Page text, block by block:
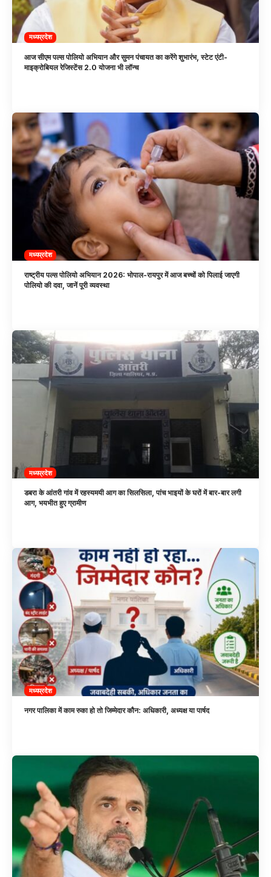
मध्यप्रदेश
आज सीएम पल्स पोलियो अभियान और सुमन पंचायत का करेंगे शुभारंभ, स्टेट एंटी-
माइक्रोबियल रेजिस्टेंस 2.0 योजना भी लॉन्च
मध्यप्रदेश
राष्ट्रीय पल्स पोलियो अभियान 2026: भोपाल-रायपुर में आज बच्चों को पिलाई जाएगी
पोलियो की दवा, जानें पूरी व्यवस्था
मध्यप्रदेश
डबरा के आंतरी गांव में रहस्यमयी आग का सिलसिला, पांच भाइयों के घरों में बार-बार लगी
आग, भयभीत हुए ग्रामीण
मध्यप्रदेश
नगर पालिका में काम रुका हो तो जिम्मेदार कौन: अधिकारी, अध्यक्ष या पार्षद